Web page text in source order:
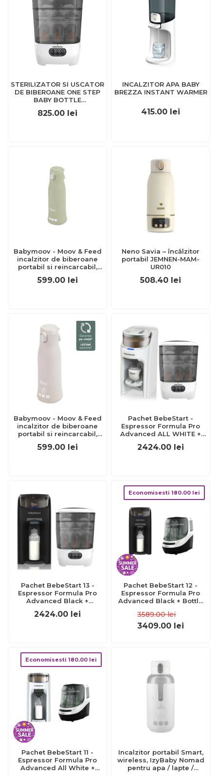
STERILIZATOR SI USCATOR
DE BIBEROANE ONE STEP
BABY BOTTLE
825.00 lei
INCALZITOR APA BABY
BREZZA INSTANT WARMER
415.00 lei
Babymoov - Moov & Feed
incalzitor de biberoane
portabil si reincarcabil,
599.00 lei
Neno Savia – încălzitor
portabil JEMNEN-MAM-
UR010
508.40 lei
Babymoov - Moov & Feed
incalzitor de biberoane
portabil si reincarcabil,
599.00 lei
Pachet BebeStart -
Espressor Formula Pro
Advanced ALL WHITE +
2424.00 lei
Pachet BebeStart 13 -
Espressor Formula Pro
Advanced Black +
2424.00 lei
Economisesti 180.00 lei
Pachet BebeStart 12 -
Espressor Formula Pro
Advanced Black + Bottle
3589.00 lei
3409.00 lei
Economisesti 180.00 lei
Pachet BebeStart 11 -
Espressor Formula Pro
Advanced All White +
Incalzitor portabil Smart,
wireless, IzyBaby Nomad
pentru apa / lapte /